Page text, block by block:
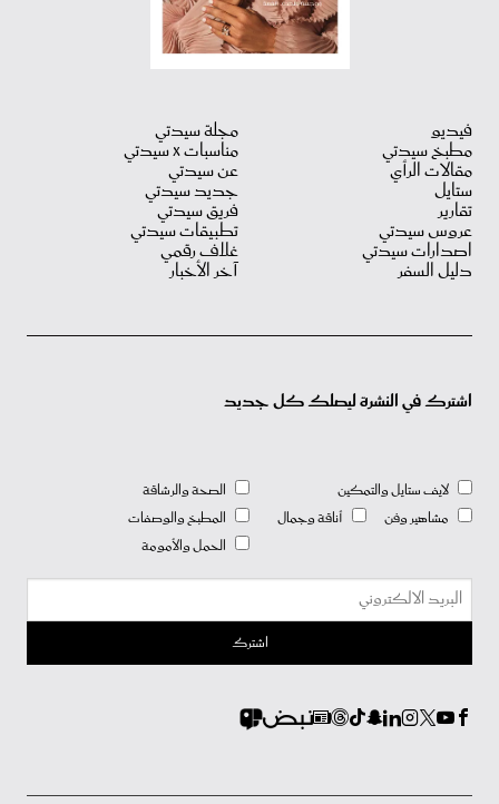
فيديو
مطبخ سيدتي
مقالات الرأي
ستايل
تقارير
عروس سيدتي
اصدارات سيدتي
دليل السفر
مجلة سيدتي
مناسبات X سيدتي
عن سيدتي
جديد سيدتي
فريق سيدتي
تطبيقات سيدتي
غلاف رقمي
آخر الأخبار
اشترك في النشرة ليصلك كل جديد
لايف ستايل والتمكين
مشاهير وفن
أناقة وجمال
الصحة والرشاقة
المطبخ والوصفات
الحمل والأمومة